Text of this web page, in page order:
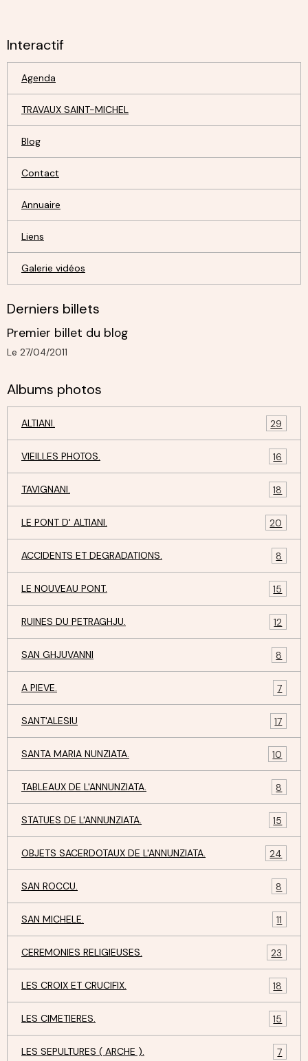
Interactif
Agenda
TRAVAUX SAINT-MICHEL
Blog
Contact
Annuaire
Liens
Galerie vidéos
Derniers billets
Premier billet du blog
Le 27/04/2011
Albums photos
ALTIANI. 29
VIEILLES PHOTOS. 16
TAVIGNANI. 18
LE PONT D' ALTIANI. 20
ACCIDENTS ET DEGRADATIONS. 8
LE NOUVEAU PONT. 15
RUINES DU PETRAGHJU. 12
SAN GHJUVANNI 8
A PIEVE. 7
SANT'ALESIU 17
SANTA MARIA NUNZIATA. 10
TABLEAUX DE L'ANNUNZIATA. 8
STATUES DE L'ANNUNZIATA. 15
OBJETS SACERDOTAUX DE L'ANNUNZIATA. 24
SAN ROCCU. 8
SAN MICHELE. 11
CEREMONIES RELIGIEUSES. 23
LES CROIX ET CRUCIFIX. 18
LES CIMETIERES. 15
LES SEPULTURES ( ARCHE ). 7